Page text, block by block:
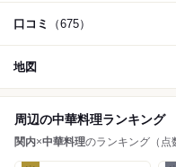
口コミ （675）
地図
周辺の中華料理ランキング
関内×中華料理のランキング（点